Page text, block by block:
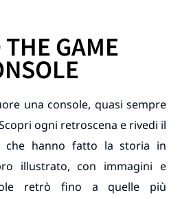
GAME
una console, quasi sempre
ogni retroscena e rivedi il
che hanno fatto la storia in
illustrato, con immagini e
retrò fino a quelle più